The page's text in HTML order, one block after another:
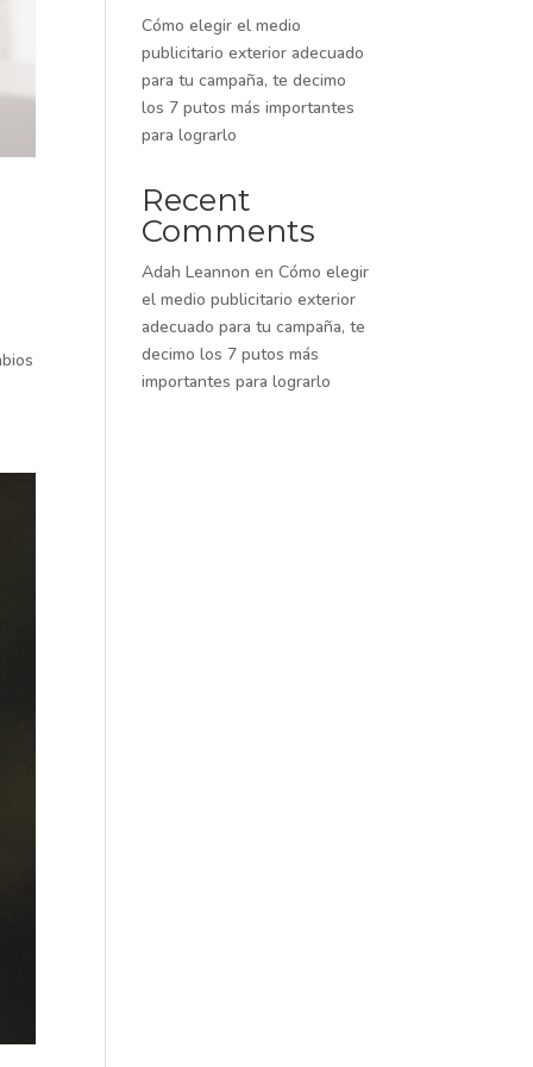
Cómo elegir el medio
publicitario exterior adecuado
para tu campaña, te decimo
los 7 putos más importantes
para lograrlo
Recent
Comments
Adah Leannon enCómo elegir
el medio publicitario exterior
adecuado para tu campaña, te
decimo los 7 putos más
importantes para lograrlo